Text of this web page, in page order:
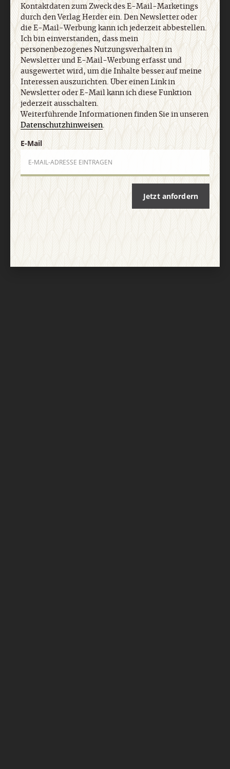
AGB und Widerrufsbelehrung Datenschutz
Barrierefreiheit
Impressum
Vertrag widerrufen Abo online kündigen
Nach oben
Kontaktdaten zum Zweck des E-Mail-Marketings
durch den Verlag Herder ein. Den Newsletter oder
die E-Mail-Werbung kann ich jederzeit abbestellen.
Ich bin einverstanden, dass mein
personenbezogenes Nutzungsverhalten in
Newsletter und E-Mail-Werbung erfasst und
ausgewertet wird, um die Inhalte besser auf meine
Interessen auszurichten. Über einen Link in
Newsletter oder E-Mail kann ich diese Funktion
jederzeit ausschalten.
Weiterführende Informationen finden Sie in unseren
Datenschutzhinweisen.
E-Mail
Jetzt anfordern